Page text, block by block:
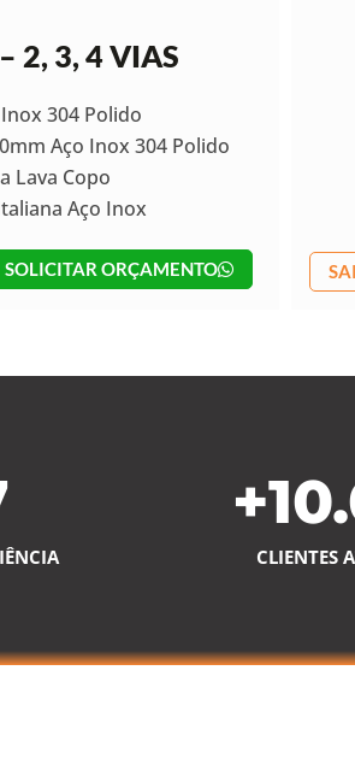
2, 3, 4 VIAS
304 Polido
Aço Inox 304 Polido
Lava Copo
Aço Inox
SOLICITAR ORÇAMENTO
+
CLIENTES